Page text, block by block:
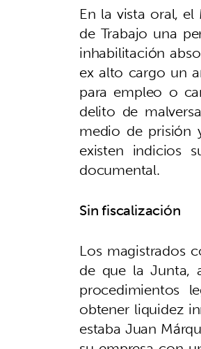
En la vista oral,
de Trabajo una
inhabilitación
ex alto cargo un
para empleo o
delito de
medio de prisión
existen indicios
documental.
Sin fiscalización
Los magistrados
de que la Junta,
procedimientos
obtener liquidez
estaba Juan